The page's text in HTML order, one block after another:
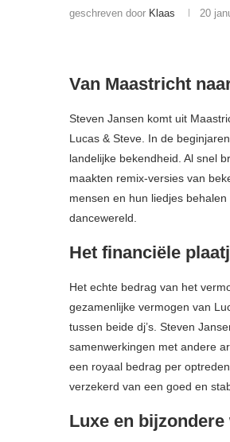
geschreven door Klaas 20
Van Maastricht
Steven Jansen komt uit
Lucas & Steve. In de
landelijke bekendheid. Al snel
maakten remix-versies van
mensen en hun liedjes
dancewereld.
Het financiële
Het echte bedrag van het
gezamenlijke vermogen van
tussen beide dj’s. Steven
samenwerkingen met andere
een royaal bedrag per
verzekerd van een goed en
Luxe en bijzondere